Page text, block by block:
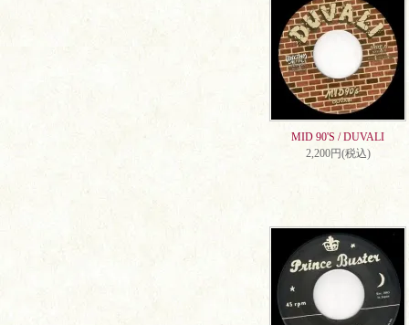
MID 90'S / DUVALI
2,200円(税込)